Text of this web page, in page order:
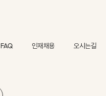
FAQ 인재채용 오시는길